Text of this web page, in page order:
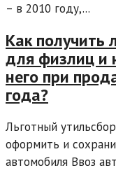
– в 2010 году,...
Как получить
для физлиц и
него при
года?
Льготный
оформить и
автомобиля Ввоз